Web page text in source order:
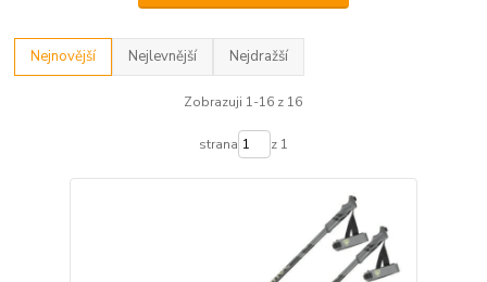
Nejnovější Nejlevnější Nejdražší
Zobrazuji 1-16 z 16
strana z 1